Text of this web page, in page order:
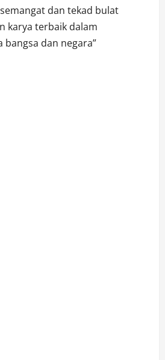
dan tekad bulat
karya terbaik dalam
bangsa dan negara”